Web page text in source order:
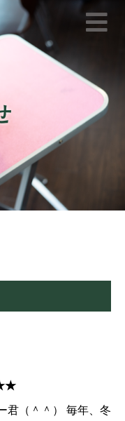
君（＾＾） 毎年、冬